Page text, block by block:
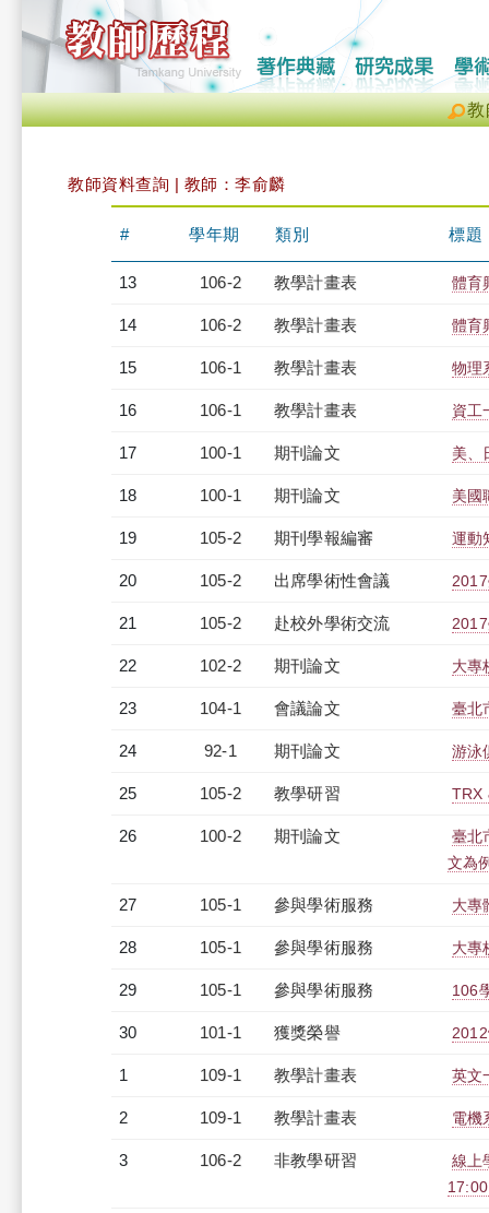
教
教師資料查詢 | 教師：李俞麟
# 學年期 類別 標題
13 106-2 教學計畫表 體育
14 106-2 教學計畫表 體育
15 106-1 教學計畫表 物理
16 106-1 教學計畫表 資工
17 100-1 期刊論文 美、
18 100-1 期刊論文 美國
19 105-2 期刊學報編審 運動
20 105-2 出席學術性會議
21 105-2 赴校外學術交流
22 102-2 期刊論文 大專
23 104-1 會議論文 臺北
24 92-1 期刊論文 游泳
25 105-2 教學研習 TRX
26 100-2 期刊論文
臺北
文為
27 105-1 參與學術服務 大專
28 105-1 參與學術服務 大專
29 105-1 參與學術服務 106
30 101-1 獲獎榮譽
1 109-1 教學計畫表 英文
2 109-1 教學計畫表 電機
3 106-2 非教學研習
線上